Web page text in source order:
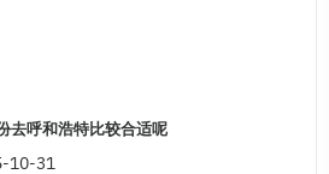
去呼和浩特比较合适呢
10-31